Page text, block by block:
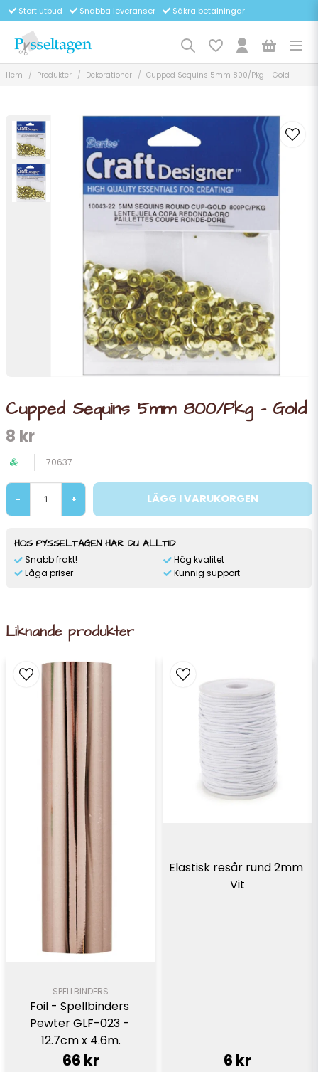
Stort utbud Snabba leveranser Säkra betalningar
Hem Produkter Dekorationer Cupped Sequins 5mm 800/Pkg - Gold
Cupped Sequins 5mm 800/Pkg - Gold
8 kr
70637
- + LÄGG I VARUKORGEN
HOS PYSSELTAGEN HAR DU ALLTID
Snabb frakt!
Låga priser
Hög kvalitet
Kunnig support
Liknande produkter
SPELLBINDERS
Foil - Spellbinders
Pewter GLF-023 -
12.7cm x 4.6m.
66 kr
Elastisk resår rund 2mm
Vit
6 kr